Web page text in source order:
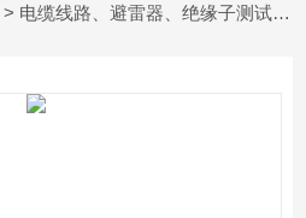
> 电缆线路、避雷器、绝缘子测试仪器